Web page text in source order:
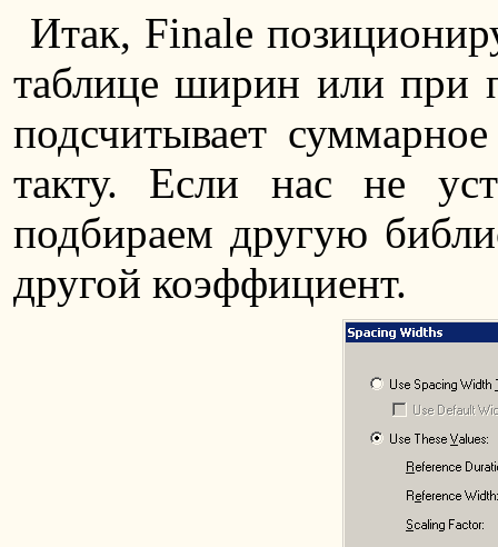
Итак, Finale
таблице ширин или при
подсчитывает
такту. Если нас не
подбираем другую
другой коэффициент.